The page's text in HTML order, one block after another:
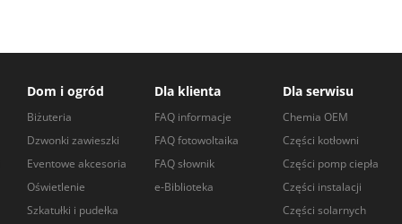
Dom i ogród
Biżuteria
Dzwonki zawieszki
Eventowe akcesoria
Oświetlenie
Szkatułki i pudełka
Dla klienta
FAQ informacje
FAQ fotowoltaika
FAQ słownik
e-Biblioteka
Dla serwisu
Chemia OEM
Części kotłowni
Części pomp ciepła
Części instalacji
Części solarnych